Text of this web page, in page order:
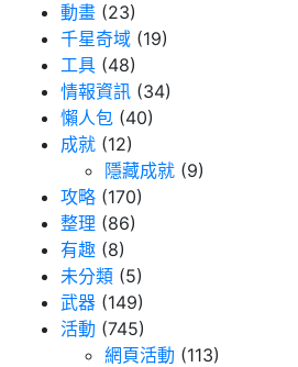
動畫 (23)
千星奇域 (19)
工具 (48)
情報資訊 (34)
懶人包 (40)
成就 (12)
隱藏成就 (9)
攻略 (170)
整理 (86)
有趣 (8)
未分類 (5)
武器 (149)
活動 (745)
網頁活動 (113)